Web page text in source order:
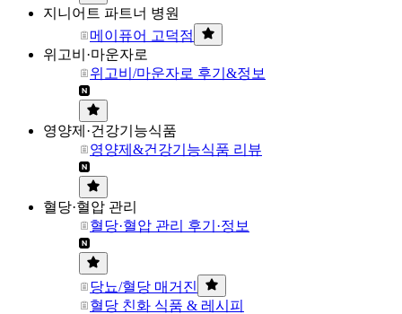
지니어트 파트너 병원
메이퓨어 고덕점
위고비·마운자로
위고비/마운자로 후기&정보
영양제·건강기능식품
영양제&건강기능식품 리뷰
혈당·혈압 관리
혈당·혈압 관리 후기·정보
당뇨/혈당 매거진
혈당 친화 식품 & 레시피